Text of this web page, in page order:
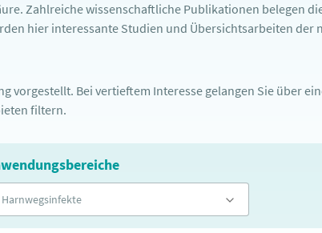
Zahlreiche wissenschaftliche Publikationen belegen
hier interessante Studien und Übersichtsarbeiten
vorgestellt. Bei vertieftem Interesse gelangen Sie über
filtern.
Harnwegsinfekte